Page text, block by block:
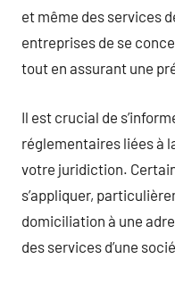
et même des services
entreprises de se
tout en assurant une
Il est crucial de
réglementaires liées à
votre juridiction.
s’appliquer,
domiciliation à une
des services d’une